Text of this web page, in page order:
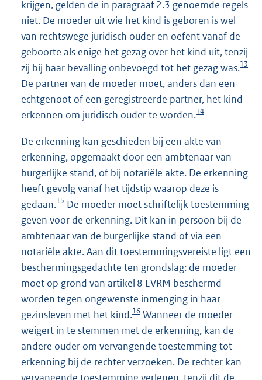
krijgen, gelden de in paragraaf 2.3 genoemde regels
niet. De moeder uit wie het kind is geboren is wel
van rechtswege juridisch ouder en oefent vanaf de
geboorte als enige het gezag over het kind uit, tenzij
zij bij haar bevalling onbevoegd tot het gezag was.13
De partner van de moeder moet, anders dan een
echtgenoot of een geregistreerde partner, het kind
erkennen om juridisch ouder te worden.14
De erkenning kan geschieden bij een akte van
erkenning, opgemaakt door een ambtenaar van
burgerlijke stand, of bij notariële akte. De erkenning
heeft gevolg vanaf het tijdstip waarop deze is
gedaan.15 De moeder moet schriftelijk toestemming
geven voor de erkenning. Dit kan in persoon bij de
ambtenaar van de burgerlijke stand of via een
notariële akte. Aan dit toestemmingsvereiste ligt een
beschermingsgedachte ten grondslag: de moeder
moet op grond van artikel 8 EVRM beschermd
worden tegen ongewenste inmenging in haar
gezinsleven met het kind.16 Wanneer de moeder
weigert in te stemmen met de erkenning, kan de
andere ouder om vervangende toestemming tot
erkenning bij de rechter verzoeken. De rechter kan